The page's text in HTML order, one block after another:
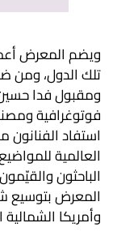
ويضم المعرض
تلك الدول، ومن
ومقبول فدا
فوتوغرافية
استفاد الفنانون
العالمية
الباحثون
المعرض بتوسيع
وأمريكا الشمالية